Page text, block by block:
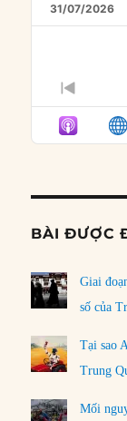
31/07/2026
BÀI ĐƯỢC
Giai
số của
Tại sao
Trung
Mối